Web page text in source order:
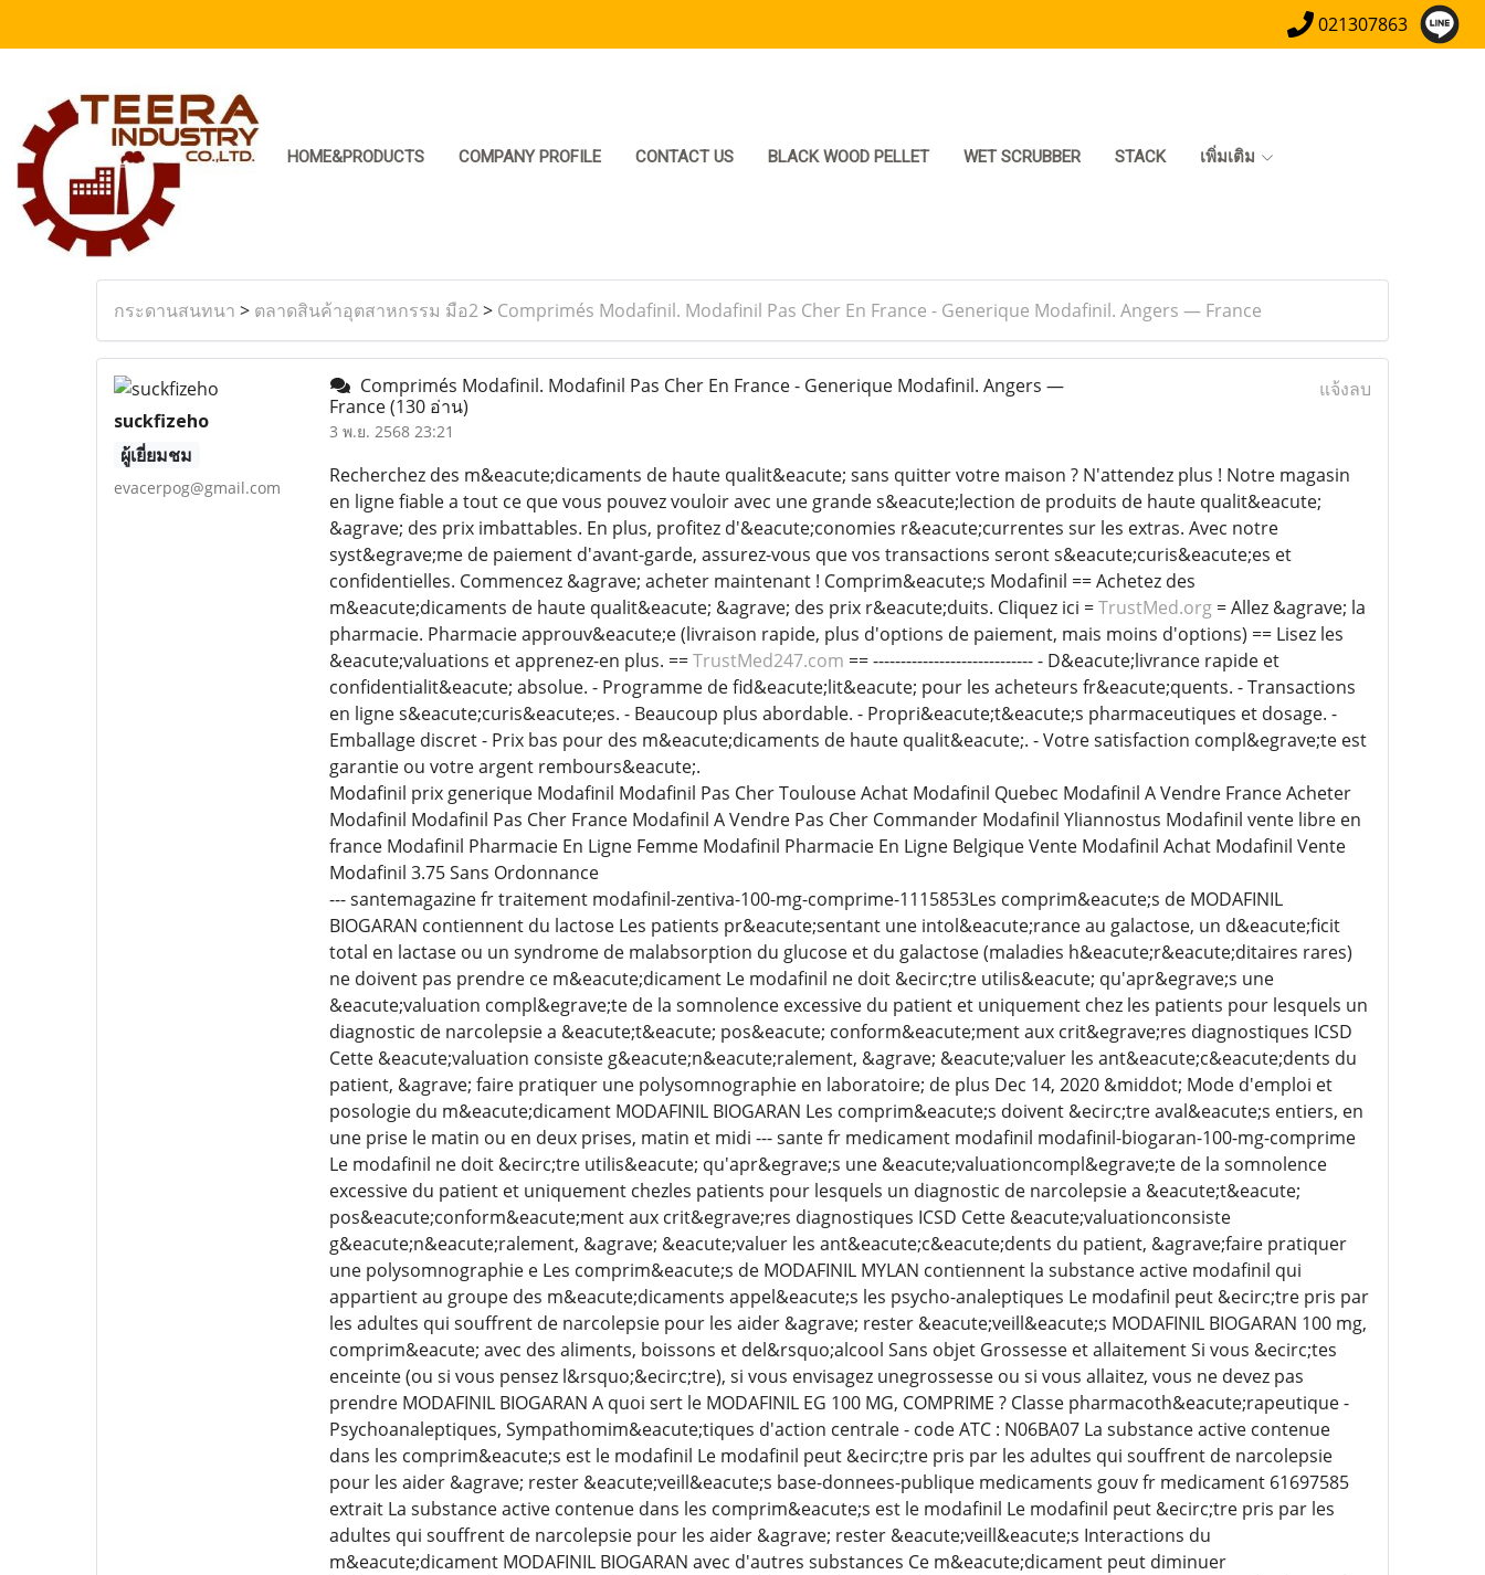
021307863
HOME&PRODUCTS COMPANY PROFILE CONTACT US BLACK WOOD PELLET WET SCRUBBER STACK เพิ่มเติม
กระดานสนทนา > ตลาดสินค้าอุตสาหกรรม มือ2> Comprimés Modafinil. Modafinil Pas Cher En France - Generique Modafinil. Angers — France
suckfizeho
ผู้เยี่ยมชม
evacerpog@gmail.com
Comprimés Modafinil. Modafinil Pas Cher En France - Generique Modafinil. Angers —
France(130 อ่าน)
3 พ.ย. 2568 23:21
แจ้งลบ
Recherchez des m&eacute;dicaments de haute qualit&eacute; sans quitter votre maison ? N'attendez plus ! Notre magasin
en ligne fiable a tout ce que vous pouvez vouloir avec une grande s&eacute;lection de produits de haute qualit&eacute;
&agrave; des prix imbattables. En plus, profitez d'&eacute;conomies r&eacute;currentes sur les extras. Avec notre
syst&egrave;me de paiement d'avant-garde, assurez-vous que vos transactions seront s&eacute;curis&eacute;es et
confidentielles. Commencez &agrave; acheter maintenant ! Comprim&eacute;s Modafinil == Achetez des
m&eacute;dicaments de haute qualit&eacute; &agrave; des prix r&eacute;duits. Cliquez ici =TrustMed.org= Allez &agrave; la
pharmacie. Pharmacie approuv&eacute;e (livraison rapide, plus d'options de paiement, mais moins d'options) == Lisez les
&eacute;valuations et apprenez-en plus. ==TrustMed247.com == ----------------------------- - D&eacute;livrance rapide et
confidentialit&eacute; absolue. - Programme de fid&eacute;lit&eacute; pour les acheteurs fr&eacute;quents. - Transactions
en ligne s&eacute;curis&eacute;es. - Beaucoup plus abordable. - Propri&eacute;t&eacute;s pharmaceutiques et dosage. -
Emballage discret - Prix bas pour des m&eacute;dicaments de haute qualit&eacute;. - Votre satisfaction compl&egrave;te est
garantie ou votre argent rembours&eacute;.
Modafinil prix generique Modafinil Modafinil Pas Cher Toulouse Achat Modafinil Quebec Modafinil A Vendre France Acheter
Modafinil Modafinil Pas Cher France Modafinil A Vendre Pas Cher Commander Modafinil Yliannostus Modafinil vente libre en
france Modafinil Pharmacie En Ligne Femme Modafinil Pharmacie En Ligne Belgique Vente Modafinil Achat Modafinil Vente
Modafinil 3.75 Sans Ordonnance
--- santemagazine fr traitement modafinil-zentiva-100-mg-comprime-1115853Les comprim&eacute;s de MODAFINIL
BIOGARAN contiennent du lactose Les patients pr&eacute;sentant une intol&eacute;rance au galactose, un d&eacute;ficit
total en lactase ou un syndrome de malabsorption du glucose et du galactose (maladies h&eacute;r&eacute;ditaires rares)
ne doivent pas prendre ce m&eacute;dicament Le modafinil ne doit &ecirc;tre utilis&eacute; qu'apr&egrave;s une
&eacute;valuation compl&egrave;te de la somnolence excessive du patient et uniquement chez les patients pour lesquels un
diagnostic de narcolepsie a &eacute;t&eacute; pos&eacute; conform&eacute;ment aux crit&egrave;res diagnostiques ICSD
Cette &eacute;valuation consiste g&eacute;n&eacute;ralement, &agrave; &eacute;valuer les ant&eacute;c&eacute;dents du
patient, &agrave; faire pratiquer une polysomnographie en laboratoire; de plus Dec 14, 2020 &middot; Mode d'emploi et
posologie du m&eacute;dicament MODAFINIL BIOGARAN Les comprim&eacute;s doivent &ecirc;tre aval&eacute;s entiers, en
une prise le matin ou en deux prises, matin et midi --- sante fr medicament modafinil modafinil-biogaran-100-mg-comprime
Le modafinil ne doit &ecirc;tre utilis&eacute; qu'apr&egrave;s une &eacute;valuationcompl&egrave;te de la somnolence
excessive du patient et uniquement chezles patients pour lesquels un diagnostic de narcolepsie a &eacute;t&eacute;
pos&eacute;conform&eacute;ment aux crit&egrave;res diagnostiques ICSD Cette &eacute;valuationconsiste
g&eacute;n&eacute;ralement, &agrave; &eacute;valuer les ant&eacute;c&eacute;dents du patient, &agrave;faire pratiquer
une polysomnographie e Les comprim&eacute;s de MODAFINIL MYLAN contiennent la substance active modafinil qui
appartient au groupe des m&eacute;dicaments appel&eacute;s les psycho-analeptiques Le modafinil peut &ecirc;tre pris par
les adultes qui souffrent de narcolepsie pour les aider &agrave; rester &eacute;veill&eacute;s MODAFINIL BIOGARAN 100 mg,
comprim&eacute; avec des aliments, boissons et del&rsquo;alcool Sans objet Grossesse et allaitement Si vous &ecirc;tes
enceinte (ou si vous pensez l&rsquo;&ecirc;tre), si vous envisagez unegrossesse ou si vous allaitez, vous ne devez pas
prendre MODAFINIL BIOGARAN A quoi sert le MODAFINIL EG 100 MG, COMPRIME ? Classe pharmacoth&eacute;rapeutique -
Psychoanaleptiques, Sympathomim&eacute;tiques d'action centrale - code ATC : N06BA07 La substance active contenue
dans les comprim&eacute;s est le modafinil Le modafinil peut &ecirc;tre pris par les adultes qui souffrent de narcolepsie
pour les aider &agrave; rester &eacute;veill&eacute;s base-donnees-publique medicaments gouv fr medicament 61697585
extrait La substance active contenue dans les comprim&eacute;s est le modafinil Le modafinil peut &ecirc;tre pris par les
adultes qui souffrent de narcolepsie pour les aider &agrave; rester &eacute;veill&eacute;s Interactions du
m&eacute;dicament MODAFINIL BIOGARAN avec d'autres substances Ce m&eacute;dicament peut diminuer